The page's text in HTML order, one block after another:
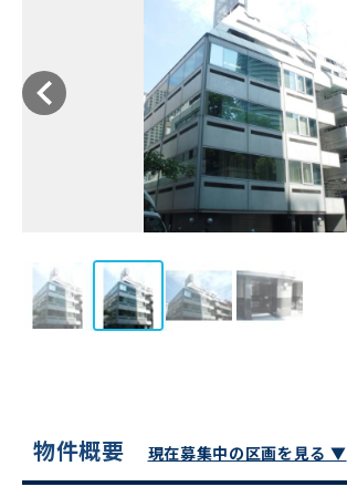
物件概要 現在募集中の区画を見る ▼